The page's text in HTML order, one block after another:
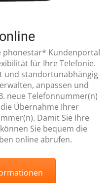
phonestar* Kundenportal
für Ihre Telefonie.
und standortunabhängig
anpassen und
neue Telefonnummer(n)
Übernahme Ihrer
Damit Sie Ihre
Sie bequem die
online abrufen.